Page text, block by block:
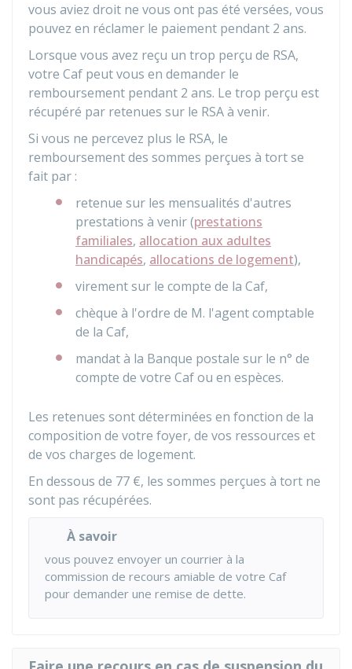
vous aviez droit ne vous ont pas été versées, vous
pouvez en réclamer le paiement pendant 2 ans.
Lorsque vous avez reçu un trop perçu de RSA,
votre Caf peut vous en demander le
remboursement pendant 2 ans. Le trop perçu est
récupéré par retenues sur le RSA à venir.
Si vous ne percevez plus le RSA, le
remboursement des sommes perçues à tort se
fait par :
retenue sur les mensualités d'autres
prestations à venir (prestations
familiales, allocation aux adultes
handicapés, allocations de logement),
virement sur le compte de la Caf,
chèque à l'ordre de M. l'agent comptable
de la Caf,
mandat à la Banque postale sur le n° de
compte de votre Caf ou en espèces.
Les retenues sont déterminées en fonction de la
composition de votre foyer, de vos ressources et
de vos charges de logement.
En dessous de 77 €, les sommes perçues à tort ne
sont pas récupérées.
À savoir
vous pouvez envoyer un courrier à la
commission de recours amiable de votre Caf
pour demander une remise de dette.